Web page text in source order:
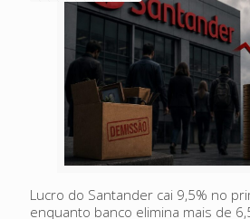
Lucro do Santander cai 9,5% no
enquanto banco elimina mais de